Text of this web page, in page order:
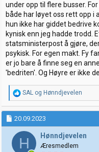
under opp til flere busser.
både har løyet oss rett opp i
hun ikke har giddet bedrive
kynisk enn jeg hadde trodd.
statsministerpost å gjøre,
psykisk. For egen makt. Fy
er jo bare å finne seg en
'bedriten'. Og Høyre er ikke
R
e
a
k
s
j
o
SAL og Hønndjevelen
20.09.2023
H Hønndjevelen
Æresmedlem